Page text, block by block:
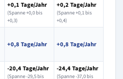
+0,1 Tage/Jahr
(Spanne +0,0 bis
+0,3)
+0,2 Tage/Jahr
(Spanne +0,1 bis
+0,4)
+0,8 Tage/Jahr +0,8 Tage/Jahr
-20,4 Tage/Jahr
(Spanne -29,5 bis
-24,4 Tage/Jahr
(Spanne -37,0 bis